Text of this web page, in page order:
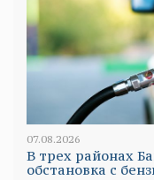
07.08.2026
В трех районах
обстановка с